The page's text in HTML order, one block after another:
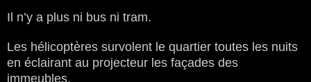
Il n’y a plus ni bus ni tram.
Les hélicoptères survolent le quartier toutes les nuits
en éclairant au projecteur les façades des
immeubles.